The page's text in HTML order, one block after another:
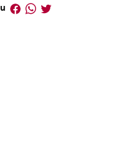
Facebook
Whatsapp
Twitter